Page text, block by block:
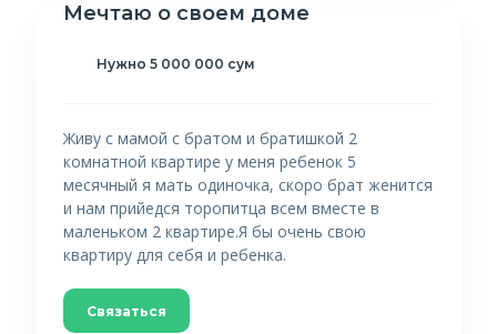
Мечтаю о своем доме
Нужно 5 000 000 сум
Живу с мамой с братом и братишкой 2
комнатной квартире у меня ребенок 5
месячный я мать одиночка, скоро брат женится
и нам прийедся торопитца всем вместе в
маленьком 2 квартире.Я бы очень свою
квартиру для себя и ребенка.
Связаться